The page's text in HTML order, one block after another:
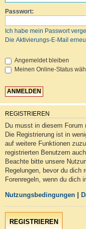
Passwort:
Ich habe mein Passwort
Die Aktivierungs-E-Mail
Angemeldet bleiben
Meinen Online-Status
REGISTRIEREN
Du musst in diesem Forum
Die Registrierung ist in
auf weitere Funktionen
registrierten Benutzern
Beachte bitte unsere
Regelungen, bevor du dich
Forenregeln, wenn du dich
Nutzungsbedingungen
REGISTRIEREN